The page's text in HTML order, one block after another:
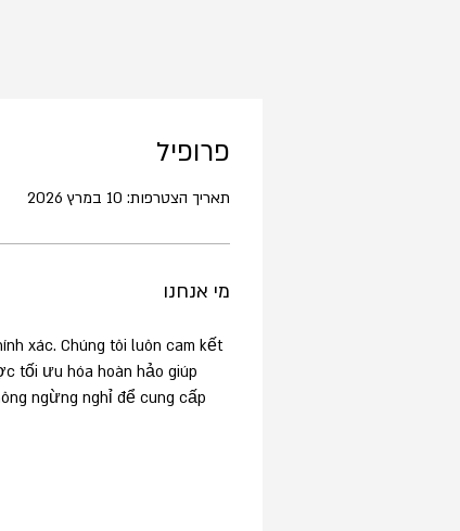
פרופיל
תאריך הצטרפות: 10 במרץ 2026
מי אנחנו
xác. Chúng tôi luôn cam kết
tối ưu hóa hoàn hảo giúp
ngừng nghỉ để cung cấp